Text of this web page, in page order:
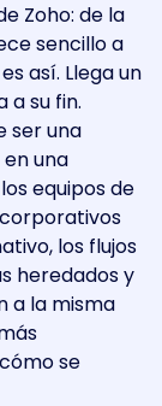
Zoho: de la
sencillo a
así. Llega un
a su fin.
ser una
una
equipos de
los flujos
heredados y
a la misma
se